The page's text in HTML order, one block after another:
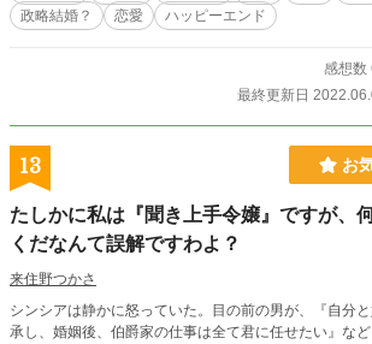
政略結婚？
恋愛 ハッピーエンド
感想数
最終更新日
13 お
たしかに私は『聞き上手令嬢』ですが、
くだなんて誤解ですわよ？
来住野つかさ
シンシアは静かに怒っていた。目の前の男が、『自分
承し、婚姻後、伯爵家の仕事は全て君に任せたい』な